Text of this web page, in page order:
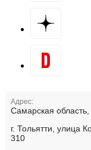
Адрес:
Самарская область,
г. Тольятти, улица
310